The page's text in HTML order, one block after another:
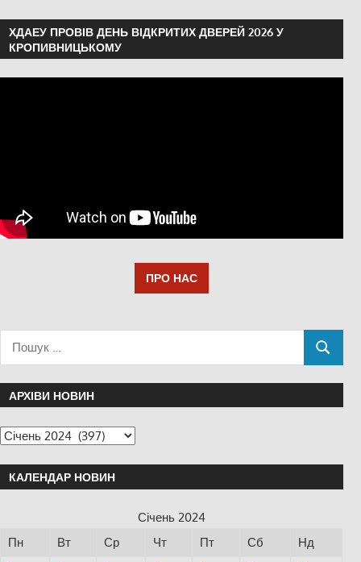
ХДАЕУ ПРОВІВ ДЕНЬ ВІДКРИТИХ ДВЕРЕЙ 2026 У
КРОПИВНИЦЬКОМУ
ПРО НАС
АРХІВИ НОВИН
КАЛЕНДАР НОВИН
Січень 2024
Пн
Вт Ср Чт Пт Сб
Нд